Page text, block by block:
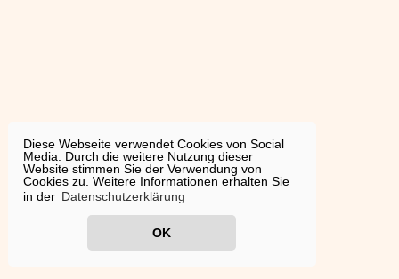
Diese Webseite verwendet Cookies von Social
Media. Durch die weitere Nutzung dieser
Website stimmen Sie der Verwendung von
Cookies zu. Weitere Informationen erhalten Sie
in der Datenschutzerklärung
OK